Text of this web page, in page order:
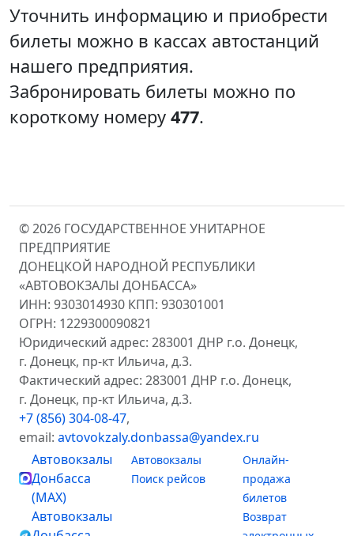
Уточнить информацию и приобрести
билеты можно в кассах автостанций
нашего предприятия.
Забронировать билеты можно по
короткому номеру 477.
© 2026 ГОСУДАРСТВЕННОЕ УНИТАРНОЕ
ПРЕДПРИЯТИЕ
ДОНЕЦКОЙ НАРОДНОЙ РЕСПУБЛИКИ
«АВТОВОКЗАЛЫ ДОНБАССА»
ИНН: 9303014930 КПП: 930301001
ОГРН: 1229300090821
Юридический адрес: 283001 ДНР г.о. Донецк,
г. Донецк, пр-кт Ильича, д.3.
Фактический адрес: 283001 ДНР г.о. Донецк,
г. Донецк, пр-кт Ильича, д.3.
+7 (856) 304-08-47,
email: avtovokzaly.donbassa@yandex.ru
Автовокзалы
Донбасса
(MAX)
Автовокзалы
Автовокзалы
Поиск рейсов
Онлайн-
продажа
билетов
Возврат